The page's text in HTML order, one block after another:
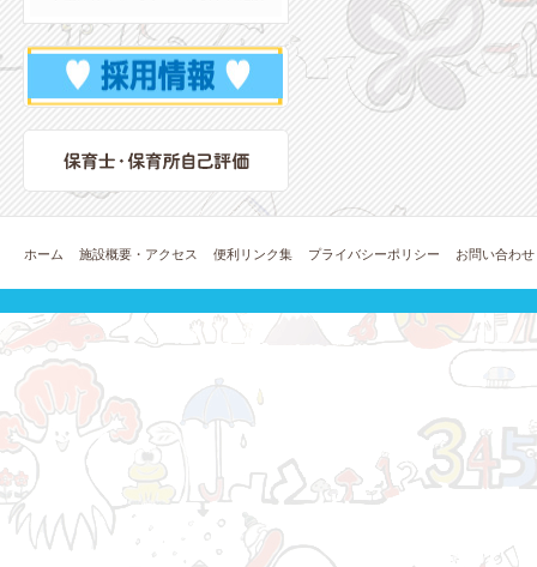
ホーム 施設概要・アクセス 便利リンク集 プライバシーポリシー お問い合わせ